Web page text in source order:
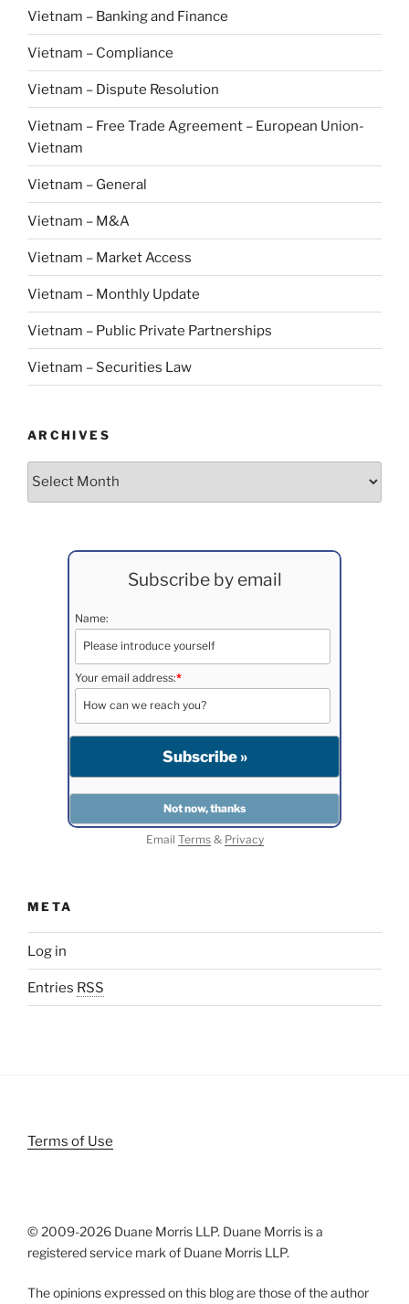
Vietnam – Banking and Finance
Vietnam – Compliance
Vietnam – Dispute Resolution
Vietnam – Free Trade Agreement – European Union-
Vietnam
Vietnam – General
Vietnam – M&A
Vietnam – Market Access
Vietnam – Monthly Update
Vietnam – Public Private Partnerships
Vietnam – Securities Law
ARCHIVES
Archives
Subscribe by email
Name:
Your email address:*
Email Terms& Privacy
META
Log in
Entries RSS
Terms of Use
© 2009-2026 Duane Morris LLP. Duane Morris is a
registered service mark of Duane Morris LLP.
The opinions expressed on this blog are those of the author